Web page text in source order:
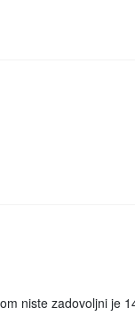
niste zadovoljni je